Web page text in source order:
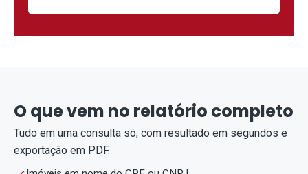
O que vem no relatório completo
Tudo em uma consulta só, com resultado em segundos e
exportação em PDF.